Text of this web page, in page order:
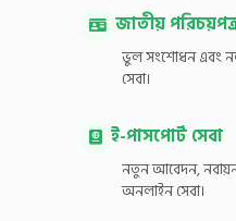
জাতীয়
ভুল সংশোধন এবং
সেবা।
ই-পাসপোর্ট সেবা
নতুন আবেদন,
অনলাইন সেবা।